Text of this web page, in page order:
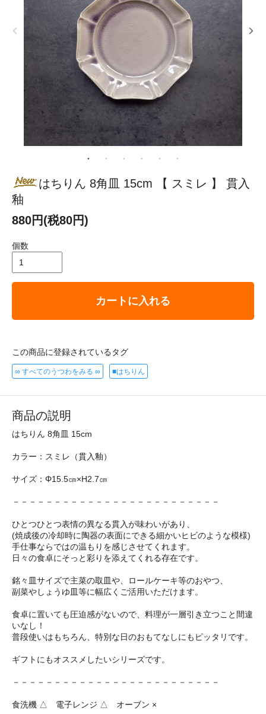
はちりん 8角皿 15cm 【 スミレ 】 貫入
釉
880円(税80円)
個数
カートに入れる
この商品に登録されているタグ
∞ すべてのうつわをみる ∞ ■はちりん
商品の説明
はちりん 8角皿 15cm
カラー：スミレ（貫入釉）
サイズ：Φ15.5㎝×H2.7㎝
－－－－－－－－－－－－－－－－－－－－－－－－－
ひとつひとつ表情の異なる貫入が味わいがあり、
(焼成後の冷却時に陶器の表面にできる細かいヒビのような模様)
手仕事ならではの温もりを感じさせてくれます。
日々の食卓にそっと彩りを添えてくれる存在です。
銘々皿サイズで主菜の取皿や、ロールケーキ等のおやつ、
副菜やしょうゆ皿等に幅広くご活用いただけます。
食卓に置いても圧迫感がないので、料理が一層引き立つこと間違
いなし！
普段使いはもちろん、特別な日のおもてなしにもピッタリです。
ギフトにもオススメしたいシリーズです。
－－－－－－－－－－－－－－－－－－－－－－－－－
食洗機 △ 電子レンジ △ オーブン ×